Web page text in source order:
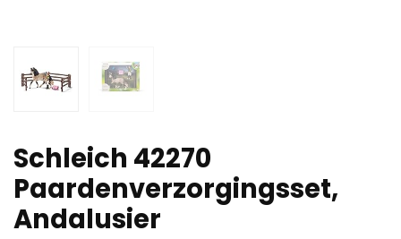
Schleich 42270
Paardenverzorgingsset,
Andalusier